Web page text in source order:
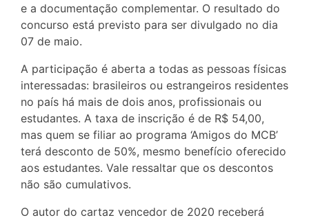
e a documentação complementar. O resultado do
concurso está previsto para ser divulgado no dia
07 de maio.
A participação é aberta a todas as pessoas físicas
interessadas: brasileiros ou estrangeiros residentes
no país há mais de dois anos, profissionais ou
estudantes. A taxa de inscrição é de R$ 54,00,
mas quem se filiar ao programa ‘Amigos do MCB’
terá desconto de 50%, mesmo benefício oferecido
aos estudantes. Vale ressaltar que os descontos
não são cumulativos.
O autor do cartaz vencedor de 2020 receberá